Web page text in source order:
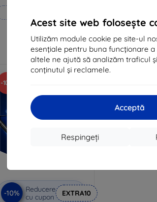
Acest site web folosește
Utilizăm module cookie pe site-ul
esențiale pentru buna funcționare a
altele ne ajută să analizăm traficul
conținutul și reclamele.
Acceptă
Respingeți
105 lei
94 lei
În stoc 3 buc
84 lei
76
În stoc > 5
-10%
-10%
Reducere
cu cupon
EXTRA10